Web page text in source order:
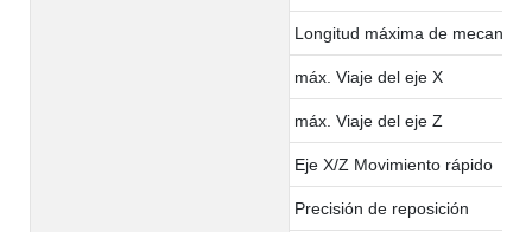
Longitud máxima de
máx. Viaje del eje X
máx. Viaje del eje Z
Eje X/Z Movimiento rápido
Precisión de reposición